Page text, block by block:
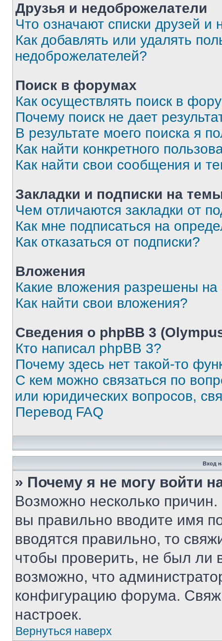
Друзья и недоброжелатели
Что означают списки друзей и
Как добавлять или удалять
недоброжелателей?
Поиск в форумах
Как осуществлять поиск в
Почему поиск не дает
В результате моего поиска я
Как найти конкретного
Как найти свои сообщения и
Закладки и подписки на
Чем отличаются закладки от
Как мне подписаться на
Как отказаться от подписки?
Вложения
Какие вложения разрешены
Как найти свои вложения?
Сведения о phpBB 3
Кто написал phpBB 3?
Почему здесь нет такой-то
С кем можно связаться по
или юридических вопросов,
Перевод FAQ
Вход
» Почему я не могу войти
Возможно несколько
вы правильно вводите имя
вводятся правильно, то
чтобы проверить, не был ли
возможно, что
конфигурацию форума.
настроек.
Вернуться наверх